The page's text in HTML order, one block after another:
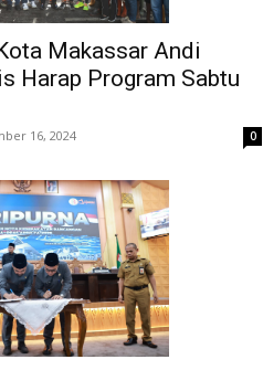
Makassar Andi
Harap Program Sabtu
16, 2024 0